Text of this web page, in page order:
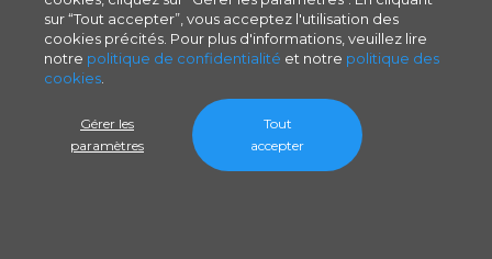
sur “Tout accepter”, vous acceptez l'utilisation des
cookies précités. Pour plus d'informations, veuillez lire
notre politique de confidentialité et notre politique des
cookies
Gérer les
paramètres
Tout
accepter